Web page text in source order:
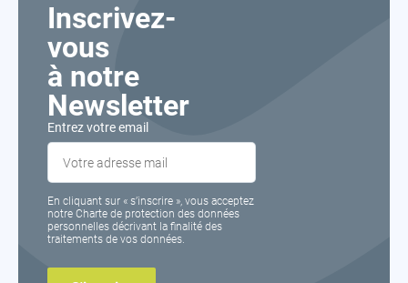
Inscrivez-
vous
à notre
Newsletter
Entrez votre email
En cliquant sur « s’inscrire », vous acceptez
notre Charte de protection des données
personnelles décrivant la finalité des
traitements de vos données.